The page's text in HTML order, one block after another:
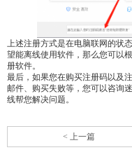
上述注册方式是在电脑联网的状
望能离线使用软件，那么您可以
册软件。
最后，如果您在购买注册码以及
邮件、购买失败等，您可以咨询
线帮您解决问题。
< 上一篇